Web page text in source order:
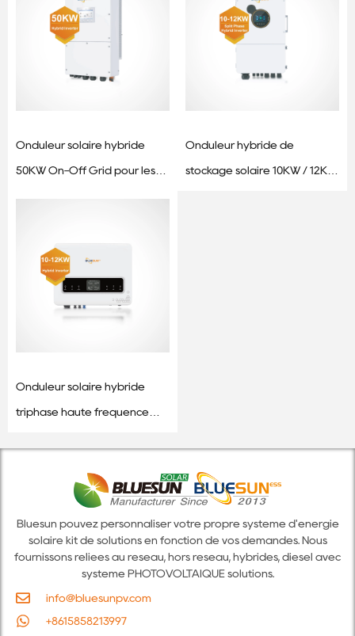
Onduleur solaire hybride
50KW On-Off Grid pour les
Onduleur hybride de
stockage solaire 10KW / 12KW
Onduleur solaire hybride
triphasé haute fréquence
Bluesun pouvez personnaliser votre propre système d'énergie
solaire kit de solutions en fonction de vos demandes. Nous
fournissons reliées au réseau, hors réseau, hybrides, diesel avec
système PHOTOVOLTAÏQUE solutions.
info@bluesunpv.com
+8615858213997